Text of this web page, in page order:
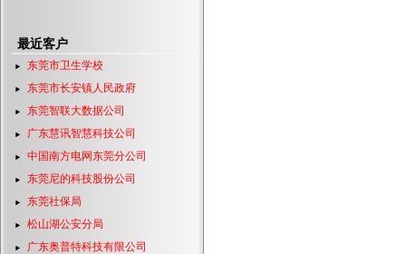
最近客户
东莞市卫生学校
东莞市长安镇人民政府
东莞智联大数据公司
广东慧讯智慧科技公司
中国南方电网东莞分公司
东莞尼的科技股份公司
东莞社保局
松山湖公安分局
广东奥普特科技有限公司